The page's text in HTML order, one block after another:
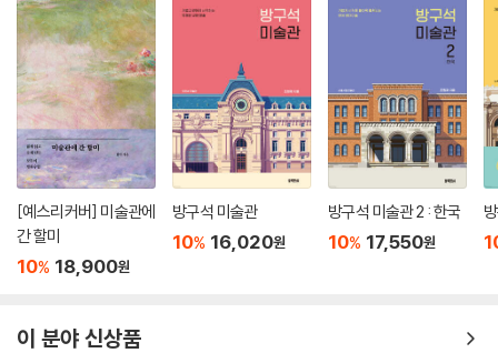
[예스리커버] 미술관에
간 할미
10% 18,900원
방구석 미술관
10% 16,020원
방구석 미술관 2 : 한국
10% 17,550원
이 분야 신상품